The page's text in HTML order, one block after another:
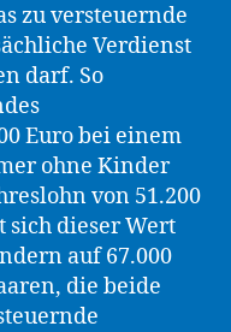
zu versteuernde
Verdienst
darf. So
Euro bei einem
ohne Kinder
von 51.200
sich dieser Wert
auf 67.000
die beide